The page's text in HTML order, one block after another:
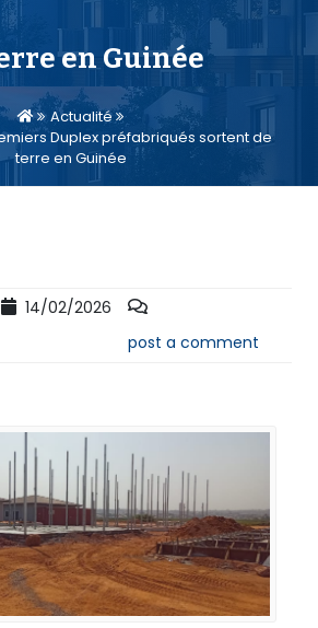
en Guinée
Actualité
Duplex préfabriqués sortent de
terre en Guinée
14/02/2026
post a comment